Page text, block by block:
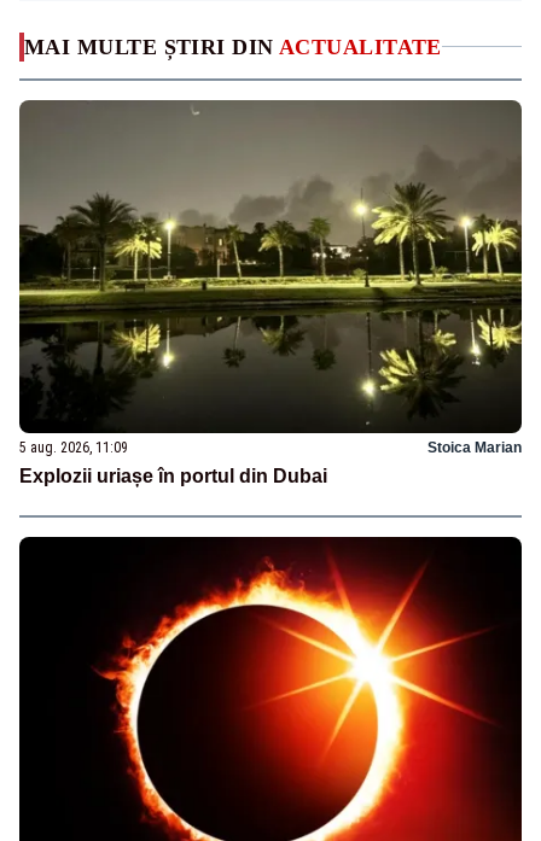
MAI MULTE ȘTIRI DIN ACTUALITATE
5 aug. 2026, 11:09 Stoica Marian
Explozii uriașe în portul din Dubai